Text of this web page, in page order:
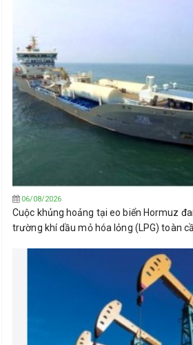
06/08/2026
Cuộc khủng hoảng tại eo biển Hormuz
trường khí dầu mỏ hóa lỏng (LPG) toàn